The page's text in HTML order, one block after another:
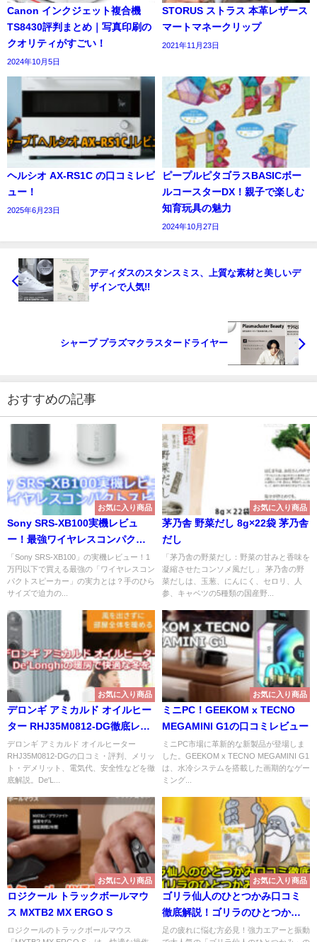
Canon インクジェット複合機
TS8430評判まとめ｜写真印刷の
クオリティがすごい！
2024年10月5日
STORUS ストラス 本革レザース
マートマネークリップ
2021年11月23日
ヘルシオ AX-RS1C の口コミレビ
ュー！
2025年6月23日
ピープルピタゴラスBASICボー
ルコースターDX！親子で楽しむ
知育玩具の魅力
2024年10月27日
アディダスのスタンスミス、上質な素材と美しいデ
ザインで人気!!
シャープ プラズマクラスタードライヤー
おすすめの記事
お気に入り商品
Sony SRS-XB100実機レビュ
ー！最強ワイヤレスコンパクト
スピーカー
「Sony SRS-XB100」の実機レビュー！1
万円以下で買える最強の「ワイヤレスコン
パクトスピーカー」の実力とは？手のひら
サイズで迫力の...
お気に入り商品
茅乃舎 野菜だし 8g×22袋 茅乃舎
だし
「茅乃舎の野菜だし：野菜の甘みと香味を
凝縮させたコンソメ風だし」 茅乃舎の野
菜だしは、玉葱、にんにく、セロリ、人
参、キャベツの5種類の国産野...
お気に入り商品
デロンギ アミカルド オイルヒー
ター RHJ35M0812-DG徹底レビ
ュー！De'Longhiの暖房で快適
な冬を
デロンギ アミカルド オイルヒーター
RHJ35M0812-DGの口コミ・評判、メリッ
ト・デメリット、電気代、安全性などを徹
底解説。De'L...
お気に入り商品
ミニPC！GEEKOM x TECNO
MEGAMINI G1の口コミレビュー
ミニPC市場に革新的な新製品が登場しま
した。GEEKOM x TECNO MEGAMINI G1
は、水冷システムを搭載した画期的なゲー
ミング...
お気に入り商品
ロジクール トラックボールマウ
ス MXTB2 MX ERGO S
ロジクールのトラックボールマウス
お気に入り商品
ゴリラ仙人のひとつかみ口コミ
徹底解説！ゴリラのひとつかみ
との違いは？
足の疲れに悩む方必見！強力エアーと振動